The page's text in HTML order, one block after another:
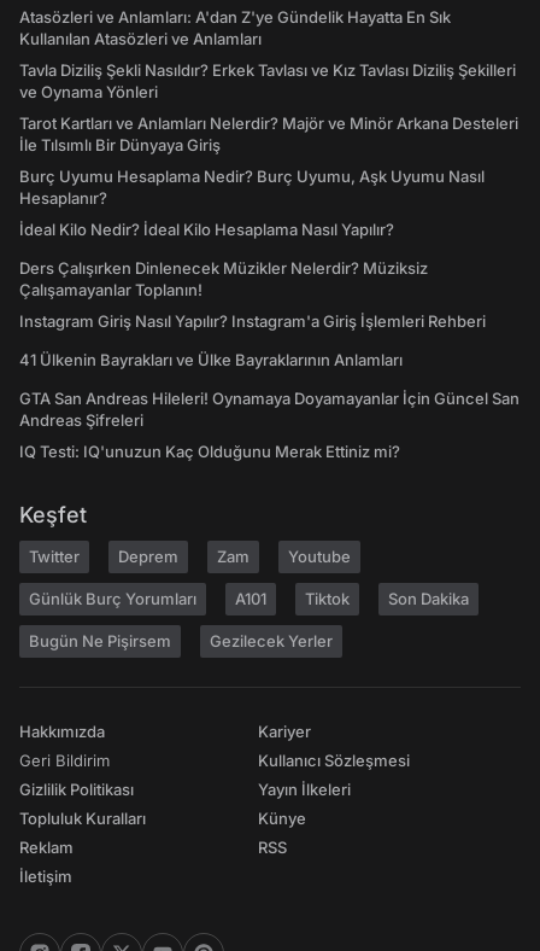
Atasözleri ve Anlamları: A'dan Z'ye Gündelik Hayatta En Sık
Kullanılan Atasözleri ve Anlamları
Tavla Diziliş Şekli Nasıldır? Erkek Tavlası ve Kız Tavlası Diziliş Şekilleri
ve Oynama Yönleri
Tarot Kartları ve Anlamları Nelerdir? Majör ve Minör Arkana Desteleri
İle Tılsımlı Bir Dünyaya Giriş
Burç Uyumu Hesaplama Nedir? Burç Uyumu, Aşk Uyumu Nasıl
Hesaplanır?
İdeal Kilo Nedir? İdeal Kilo Hesaplama Nasıl Yapılır?
Ders Çalışırken Dinlenecek Müzikler Nelerdir? Müziksiz
Çalışamayanlar Toplanın!
Instagram Giriş Nasıl Yapılır? Instagram'a Giriş İşlemleri Rehberi
41 Ülkenin Bayrakları ve Ülke Bayraklarının Anlamları
GTA San Andreas Hileleri! Oynamaya Doyamayanlar İçin Güncel San
Andreas Şifreleri
IQ Testi: IQ'unuzun Kaç Olduğunu Merak Ettiniz mi?
Keşfet
Twitter Deprem Zam Youtube
Günlük Burç Yorumları A101 Tiktok Son Dakika
Bugün Ne Pişirsem Gezilecek Yerler
Hakkımızda
Geri Bildirim
Gizlilik Politikası
Topluluk Kuralları
Reklam
İletişim
Kariyer
Kullanıcı Sözleşmesi
Yayın İlkeleri
Künye
RSS